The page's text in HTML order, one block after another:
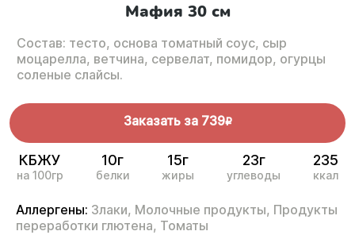
Мафия 30 см
Состав: тесто, основа томатный соус, сыр
моцарелла, ветчина, сервелат, помидор, огурцы
соленые слайсы.
Заказать за 739R
КБЖУ
на 100гр
10г
белки
15г
жиры
23г
углеводы
235
ккал
Аллергены: Злаки, Молочные продукты, Продукты
переработки глютена, Томаты